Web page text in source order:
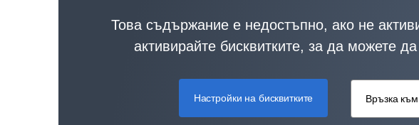
Това съдържание е недостъпно, ако не
активирайте бисквитките, за да можете
Настройки на бисквитките Връзка към